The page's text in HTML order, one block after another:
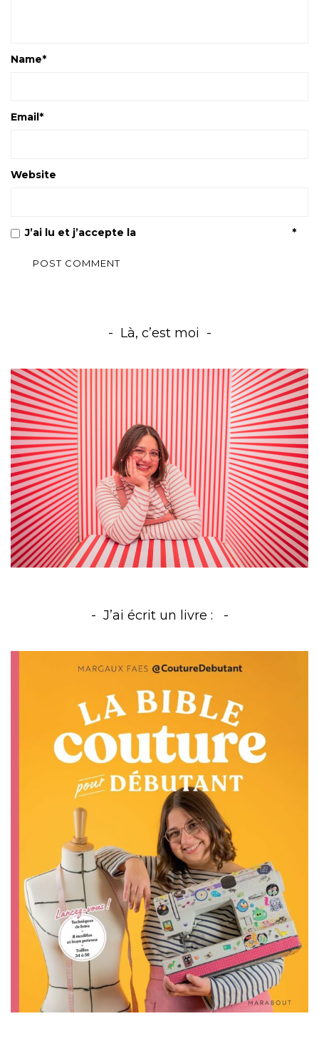
Name*
Email*
Website
J’ai lu et j’accepte la *
Là, c’est moi
J’ai écrit un livre :